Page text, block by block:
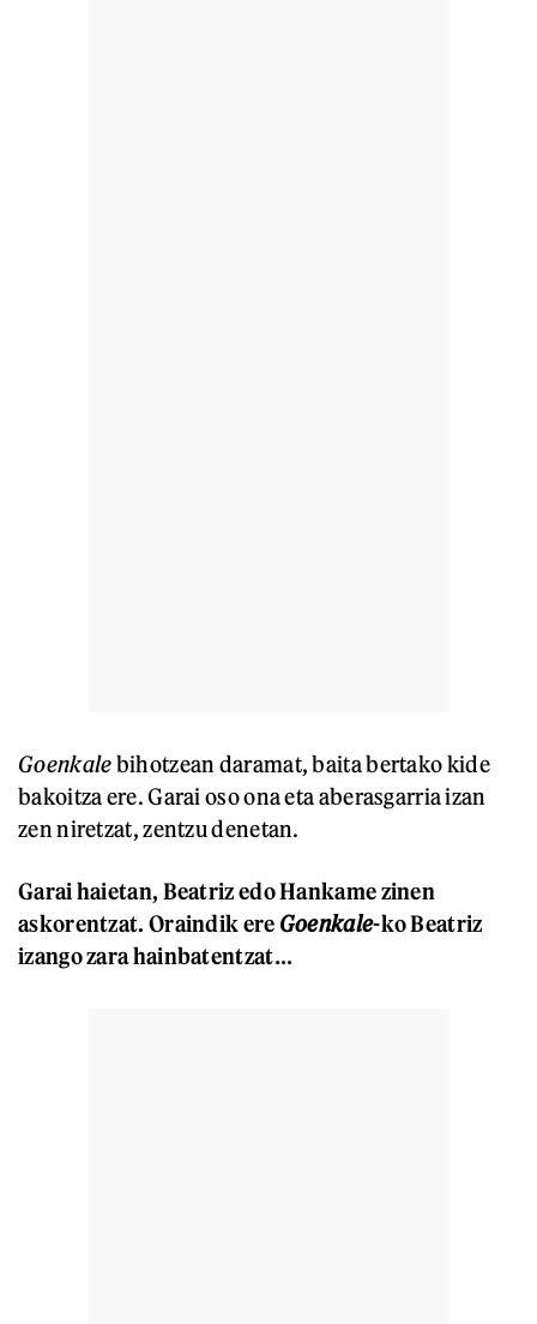
Goenkalebihotzean daramat, baita bertako kide
bakoitza ere. Garai oso ona eta aberasgarria izan
zen niretzat, zentzu denetan.
Garai haietan, Beatriz edo Hankame zinen
askorentzat. Oraindik ere Goenkale-ko Beatriz
izango zara hainbatentzat…